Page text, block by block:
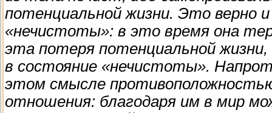
потенциальной жизни. Это верно
«нечистоты»: в это время она
эта потеря потенциальной
в состояние «нечистоты».
этом смысле
отношения: благодаря им в мир